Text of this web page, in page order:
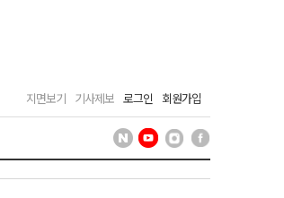
지면보기 기사제보 로그인 회원가입